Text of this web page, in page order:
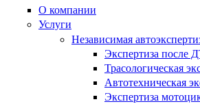
О компании
Услуги
Независимая
Экспертиза после
Трасологическая
Автотехническая
Экспертиза